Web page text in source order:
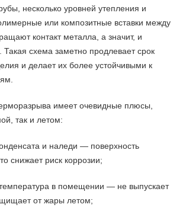
несколько уровней утепления и
или композитные вставки между
контакт металла, а значит, и
Такая схема заметно продлевает срок
и делает их более устойчивыми к
имеет очевидные плюсы,
так и летом:
и наледи — поверхность
снижает риск коррозии;
в помещении — не выпускает
от жары летом;